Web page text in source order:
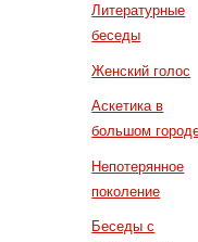
Литературные
беседы
Женский голос
Аскетика в
большом
Непотерянное
поколение
Беседы с